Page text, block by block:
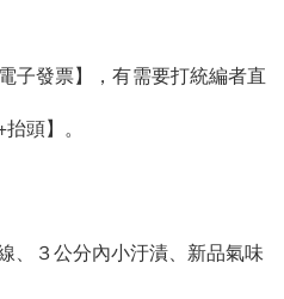
子發票】，有需要打統編者直
頭】。
、３公分內小汙漬、新品氣味